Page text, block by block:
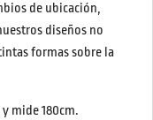
de ubicación,
diseños no
formas sobre la
mide 180cm.